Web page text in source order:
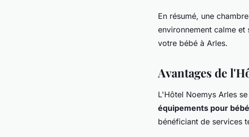
En résumé, une
environnement calme et
votre bébé à Arles.
Avantages de
L'Hôtel Noemys Arles
équipements pour bébé
bénéficiant de services